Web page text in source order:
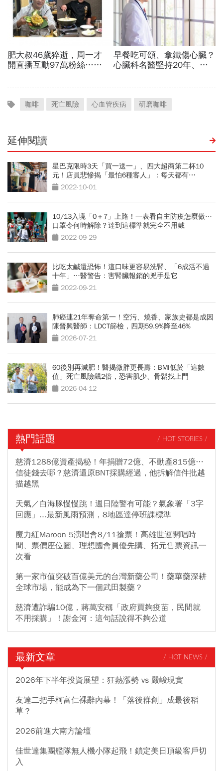
咖啡 死亡風險 心血管疾病 研磨咖啡
延伸閱讀
星巴克限時3天「買一送一」、四大超商第二杯10
元！店員悲慘揭「最怕6種客人」：每天都有⋯
2022-10-01
10/13入境「0＋7」上路！一表看自主防疫怎麼做…
口罩令何時解除？達到這標準就完全不用戴
2022-09-29
比吃太鹹還恐怖！這口味更容易洗腎、「6成活不過
十年」…醫警告：害腎臟報銷的兇手是它
2022-09-21
肺癌連21年奪命第一！空污、燒香、家族史都是成因
陳晉興醫師：LDCT篩檢，四期59.9%降至46%
2026-07-21
60後別再減肥！醫揭微胖更長壽：BMI低於「這數
值」死亡風險飆2倍，恐害肌少、骨鬆找上門
2026-04-12
熱門話題 / HOT STORIES /
慈濟1288億資產揭秘！年捐贈72億、不動產815億…
信徒錢去哪？慈濟還原BNT採購經過，他拆解信件批越
描越黑
天氣／白海豚慢慢跳！週日陸警有可能？氣象署「3字
回應」...最新風雨預測，8地區達停班課標準
魔力紅Maroon 5演唱會8/11搶票！高雄世運開唱時
間、票價座位圖、理想國會員優先購、拓元售票資訊一
次看
第一家市值突破百億美元的台灣新藥公司！藥華藥深耕
全球市場，能成為下一個武田製藥？
慈濟遭詐騙10億，蔣萬安稱「政府買夠疫苗，民間就
不用採購」！謝金河：這句話說得不夠公道
最新文章 / HOT NEWS /
2026年下半年投資展望：狂熱漲勢 vs 嚴峻現實
友達二把手柯富仁裸辭內幕！「落後群創」成最後稻
草？
2026前進大南方論壇
佳世達集團艦隊無人機小隊起飛！鎖定美日頂級客戶切
入